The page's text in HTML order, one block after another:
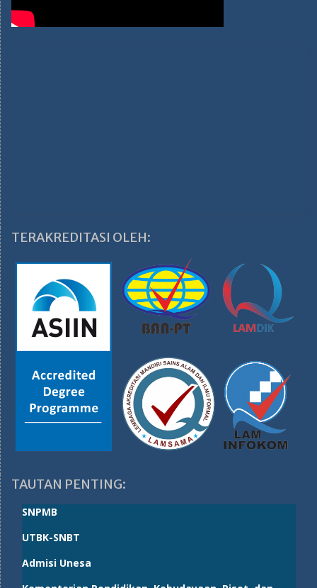
TERAKREDITASI OLEH:
TAUTAN PENTING:
SNPMB
UTBK-SNBT
Admisi Unesa